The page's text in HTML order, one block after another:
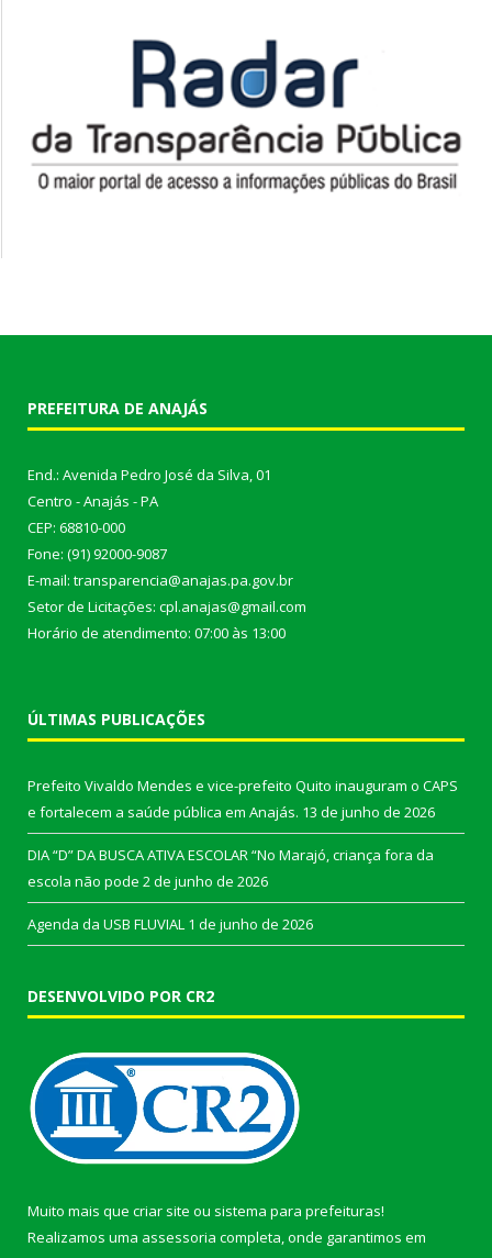
PREFEITURA DE ANAJÁS
End.: Avenida Pedro José da Silva, 01
Centro - Anajás - PA
CEP: 68810-000
Fone: (91) 92000-9087
E-mail: transparencia@anajas.pa.gov.br
Setor de Licitações: cpl.anajas@gmail.com
Horário de atendimento: 07:00 às 13:00
ÚLTIMAS PUBLICAÇÕES
Prefeito Vivaldo Mendes e vice-prefeito Quito inauguram o CAPS
e fortalecem a saúde pública em Anajás. 13 de junho de 2026
DIA “D” DA BUSCA ATIVA ESCOLAR “No Marajó, criança fora da
escola não pode 2 de junho de 2026
Agenda da USB FLUVIAL 1 de junho de 2026
DESENVOLVIDO POR CR2
Muito mais que criar site ou sistema para prefeituras!
Realizamos uma assessoria completa, onde garantimos em